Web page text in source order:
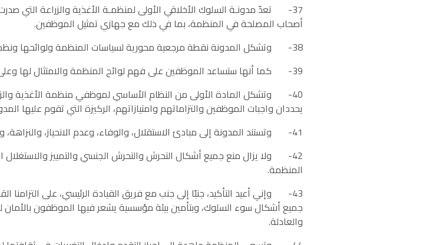
37- تعدّ مدونـة السلوك الأخلاقي الأولى لمنظمـة الأغذية والزراعة التي
أصحاب المصلحة في المنظمة، بما في ذلك مع جهازي تمثيل الموظفين.
38- وتشكل المدونة نقطة مرجعية محورية لسياسات المنظمة ولوائحها ونظمها كافة وتهدف إلى تشجيع ثقافة مكان العمل الأخلاقي.
39- كما أنها ستساعد الموظفين على فهم لوائح المنظمة والامتثال لها وعلى فعل الصواب حتى في حال عدم وجود قواعد محددة.
40- وتشكل المادة الأولى من النظام الأساسي لموظفي منظمة الأغذية
يحددان واجبات الموظفين والتزاماتهم وامتيازاتهم، الركيزة التي تقوم عليها
41- وتستند المدونة إلى مبادئ الاستقلال، والوفاء، وعدم الانحياز، والنزاهة، والمساءلة، واحترام حقوق الإنسان.
42- ولا يزال منع جميع أشكال التحرش والتحرش الجنسي والتمييز
المنظمة.
43- وإني أعيد التأكيد، جنبًا إلى جنب مع فريق القيادة الرئيسي، على
جميع أشكال سوء السلوك، وبتأمين بيئة مؤسسية يشعر فيها الموظفون
والعادلة.